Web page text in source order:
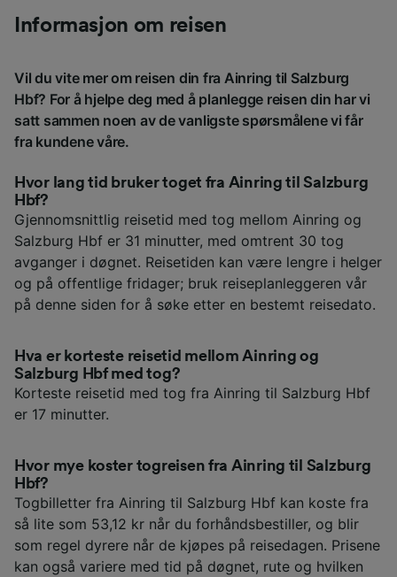
Informasjon om reisen
Vil du vite mer om reisen din fra Ainring til Salzburg
Hbf? For å hjelpe deg med å planlegge reisen din har vi
satt sammen noen av de vanligste spørsmålene vi får
fra kundene våre.
Hvor lang tid bruker toget fra Ainring til Salzburg
Hbf?
Gjennomsnittlig reisetid med tog mellom Ainring og
Salzburg Hbf er 31 minutter, med omtrent 30 tog
avganger i døgnet. Reisetiden kan være lengre i helger
og på offentlige fridager; bruk reiseplanleggeren vår
på denne siden for å søke etter en bestemt reisedato.
Hva er korteste reisetid mellom Ainring og
Salzburg Hbf med tog?
Korteste reisetid med tog fra Ainring til Salzburg Hbf
er 17 minutter.
Hvor mye koster togreisen fra Ainring til Salzburg
Hbf?
Togbilletter fra Ainring til Salzburg Hbf kan koste fra
så lite som 53,12 kr når du forhåndsbestiller, og blir
som regel dyrere når de kjøpes på reisedagen. Prisene
kan også variere med tid på døgnet, rute og hvilken